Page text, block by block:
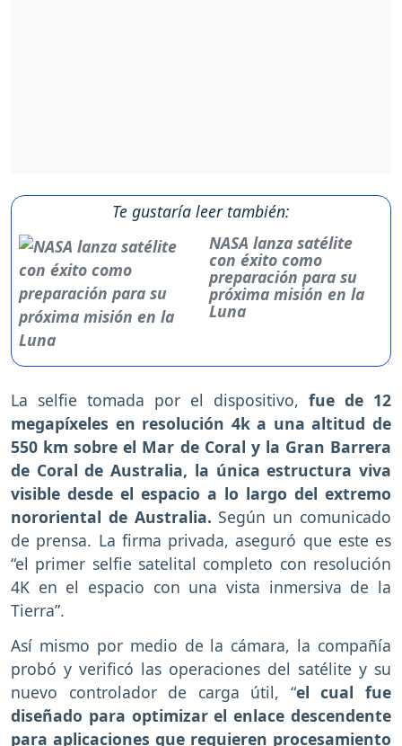
Te gustaría leer también:
NASA lanza satélite
con éxito como
preparación para su
próxima misión en la
Luna
La selfie tomada por el dispositivo, fue de 12
megapíxeles en resolución 4k a una altitud de
550 km sobre el Mar de Coral y la Gran Barrera
de Coral de Australia, la única estructura viva
visible desde el espacio a lo largo del extremo
nororiental de Australia. Según un comunicado
de prensa. La firma privada, aseguró que este es
“el primer selfie satelital completo con resolución
4K en el espacio con una vista inmersiva de la
Tierra”.
Así mismo por medio de la cámara, la compañía
probó y verificó las operaciones del satélite y su
nuevo controlador de carga útil, “el cual fue
diseñado para optimizar el enlace descendente
para aplicaciones que requieren procesamiento